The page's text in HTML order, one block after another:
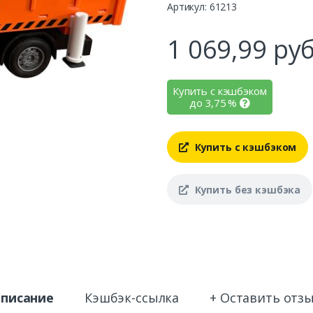
Артикул: 61213
1 069,99
Купить с кэшбэком
до 3,75%
Купить с кэшбэком
Купить без кэшбэка
Кэшбэк-ссылка + Оставить